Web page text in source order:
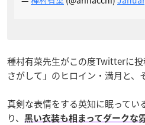
種村有菜先生がこの度Twitterに
さがして」のヒロイン・満月と、
真剣な表情をする英知に眠ってい
り、
黒い衣装も相まってダークな